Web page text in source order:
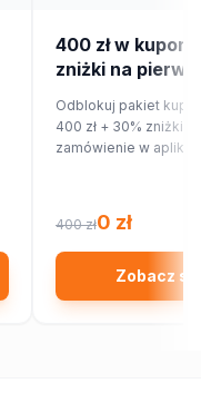
400 zł w
zniżki na
Odblokuj pakiet
400 zł + 30% zniżki
zamówienie w
400 zł0 zł
Zobacz